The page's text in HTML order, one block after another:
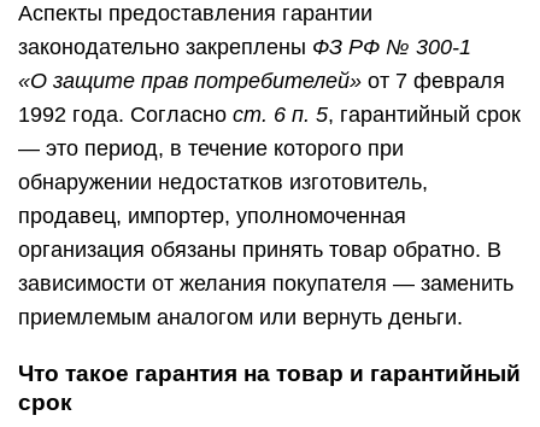
Аспекты предоставления гарантии
законодательно закреплены ФЗ РФ № 300-1
«О защите прав потребителей» от 7 февраля
1992 года. Согласно ст. 6 п. 5, гарантийный срок
— это период, в течение которого при
обнаружении недостатков изготовитель,
продавец, импортер, уполномоченная
организация обязаны принять товар обратно. В
зависимости от желания покупателя — заменить
приемлемым аналогом или вернуть деньги.
Что такое гарантия на товар и гарантийный
срок